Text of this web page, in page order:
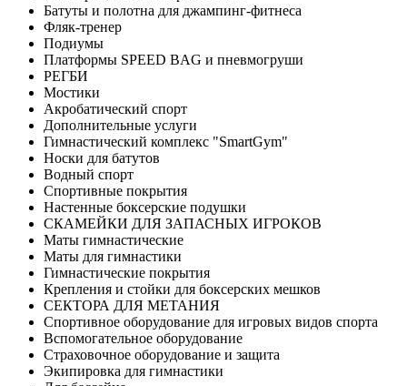
Батуты и полотна для джампинг-фитнеса
Фляк-тренер
Подиумы
Платформы SPEED BAG и пневмогруши
РЕГБИ
Мостики
Акробатический спорт
Дополнительные услуги
Гимнастический комплекс "SmartGym"
Носки для батутов
Водный спорт
Спортивные покрытия
Настенные боксерские подушки
СКАМЕЙКИ ДЛЯ ЗАПАСНЫХ ИГРОКОВ
Маты гимнастические
Маты для гимнастики
Гимнастические покрытия
Крепления и стойки для боксерских мешков
СЕКТОРА ДЛЯ МЕТАНИЯ
Спортивное оборудование для игровых видов спорта
Вспомогательное оборудование
Страховочное оборудование и защита
Экипировка для гимнастики